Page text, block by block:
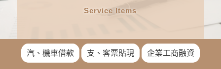
Service Items
汽、機車借款 支、客票貼現 企業工商融資